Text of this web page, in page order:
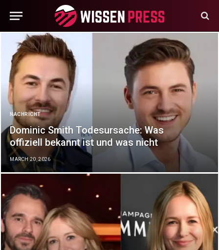
NACHRICHT
Dominic Smith Todesursache: Was
offiziell bekannt ist und was nicht
MARCH 20, 2026